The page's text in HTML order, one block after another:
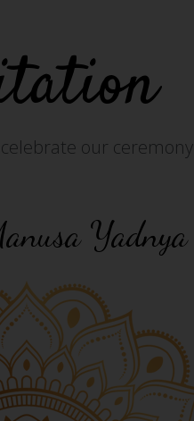
our ceremony
Yadnya